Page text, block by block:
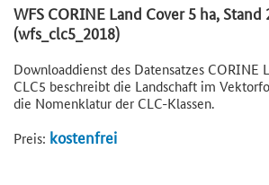
WFS CORINE Land Cover 5 ha, Stand
(wfs_clc5_2018)
Downloaddienst des Datensatzes CORINE
CLC5 beschreibt die Landschaft im
die Nomenklatur der CLC-Klassen.
Preis: kostenfrei